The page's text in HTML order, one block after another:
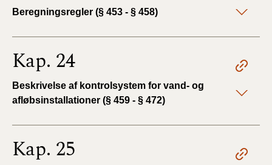
Beregningsregler (§ 453 - § 458)
Kap. 24
Beskrivelse af kontrolsystem for vand- og
afløbsinstallationer (§ 459 - § 472)
Kap. 25